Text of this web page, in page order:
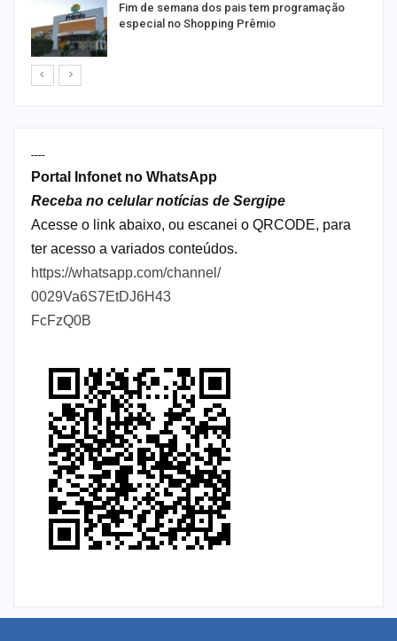
Fim de semana dos pais tem programação
especial no Shopping Prêmio
----
Portal Infonet no WhatsApp
Receba no celular notícias de Sergipe
Acesse o link abaixo, ou escanei o QRCODE, para
ter acesso a variados conteúdos.
https://whatsapp.com/channel/
0029Va6S7EtDJ6H43
FcFzQ0B